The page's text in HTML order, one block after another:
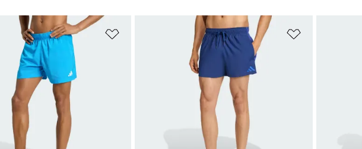
de deseos Añadir a la lista de deseos Añadir a la